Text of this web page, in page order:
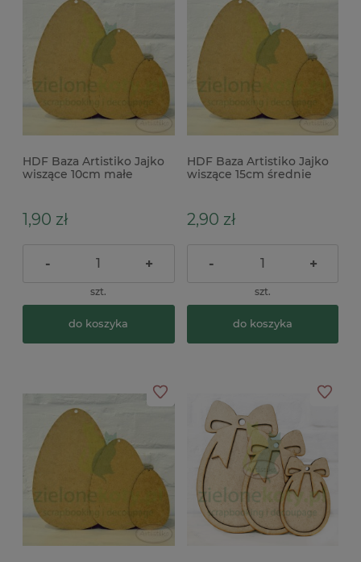
HDF Baza Artistiko Jajko
wiszące 10cm małe
1,90 zł
- +
szt.
do koszyka
HDF Baza Artistiko Jajko
wiszące 15cm średnie
2,90 zł
- +
szt.
do koszyka